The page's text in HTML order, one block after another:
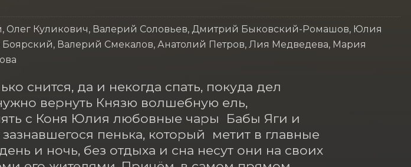
Олег Куликович, Валерий Соловьев, Дмитрий Быковский-Ромашов, Юлия
Боярский, Валерий Смекалов, Анатолий Петров, Лия Медведева, Мария
снится, да и некогда спать, покуда дел
вернуть Князю волшебную ель,
с Коня Юлия любовные чары  Бабы Яги и
пенька, который  метит в главные
и ночь, без отдыха и сна несут они на своих